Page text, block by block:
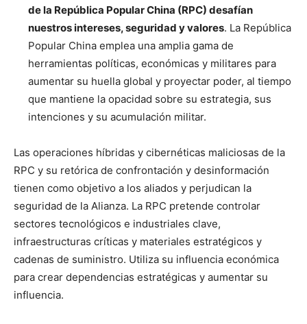
de la República Popular China (RPC) desafían
nuestros intereses, seguridad y valores. La República
Popular China emplea una amplia gama de
herramientas políticas, económicas y militares para
aumentar su huella global y proyectar poder, al tiempo
que mantiene la opacidad sobre su estrategia, sus
intenciones y su acumulación militar.
Las operaciones híbridas y cibernéticas maliciosas de la
RPC y su retórica de confrontación y desinformación
tienen como objetivo a los aliados y perjudican la
seguridad de la Alianza. La RPC pretende controlar
sectores tecnológicos e industriales clave,
infraestructuras críticas y materiales estratégicos y
cadenas de suministro. Utiliza su influencia económica
para crear dependencias estratégicas y aumentar su
influencia.